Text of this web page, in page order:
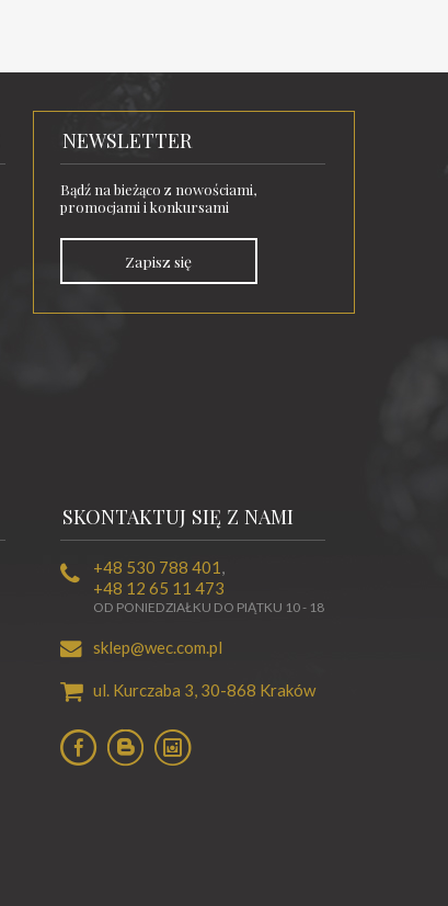
NEWSLETTER
Bądź na bieżąco z nowościami,
promocjami i konkursami
Zapisz się
SKONTAKTUJ SIĘ Z NAMI
+48 530 788 401 ,
+48 12 65 11 473
OD PONIEDZIAŁKU DO PIĄTKU 10 - 18
sklep@wec.com.pl
ul. Kurczaba 3, 30-868 Kraków